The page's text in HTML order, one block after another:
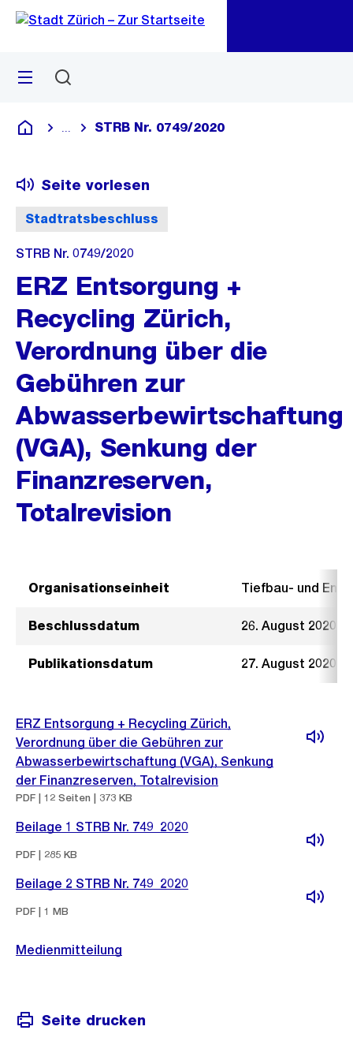
Navigation
Sprunglink
Menü
Deutsch
Blende alle Breadcrumbs ein
STRB Nr. 0749/2020
Stadtratsbeschluss
Seite vorlesen
STRB Nr. 0749/2020
ERZ Entsorgung +
Recycling Zürich,
Verordnung über die
Gebühren zur
Abwasserbewirtschaftung
(VGA), Senkung der
Finanzreserven,
Totalrevision
Organisationseinheit Tiefbau- und
Beschlussdatum 26. August 2020
Publikationsdatum 27. August 2020
ERZ Entsorgung + Recycling Zürich,
Verordnung über die Gebühren zur
Abwasserbewirtschaftung (VGA), Senkung
der Finanzreserven, Totalrevision
PDF | 12 Seiten | 373 KB
Beilage 1 STRB Nr. 749_2020
PDF | 285 KB
Beilage 2 STRB Nr. 749_2020
PDF | 1 MB
Medienmitteilung
Seite drucken